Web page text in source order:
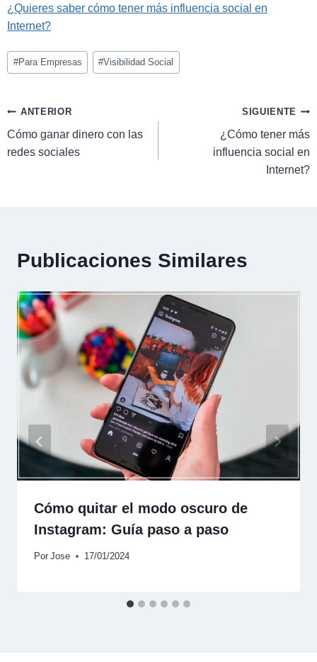
¿Quieres saber cómo tener más influencia social en
Internet?
#Para Empresas #Visibilidad Social
ANTERIOR
Cómo ganar dinero con las
redes sociales
SIGUIENTE
¿Cómo tener más
influencia social en
Internet?
Publicaciones Similares
Cómo quitar el modo oscuro de
Instagram: Guía paso a paso
Por Jose 17/01/2024